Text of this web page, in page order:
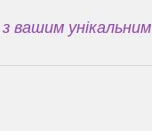
вашим унікальним